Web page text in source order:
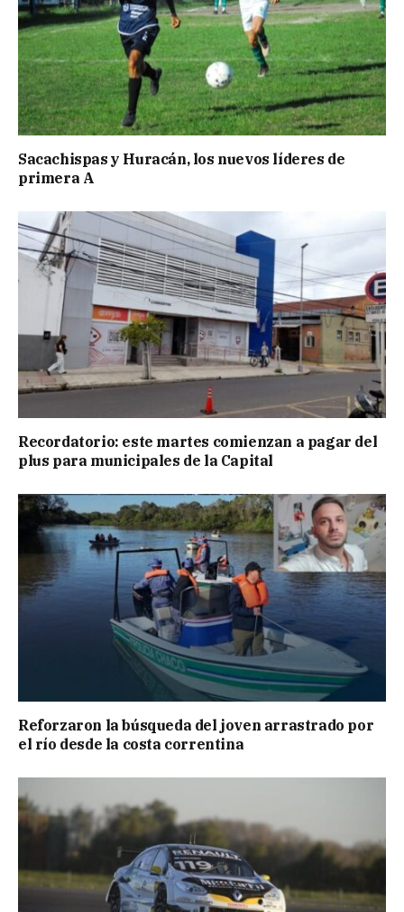
Sacachispas y Huracán, los nuevos líderes de
primera A
Recordatorio: este martes comienzan a pagar del
plus para municipales de la Capital
Reforzaron la búsqueda del joven arrastrado por
el río desde la costa correntina